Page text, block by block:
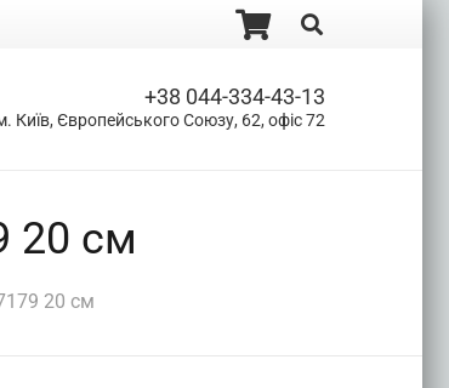
+38 044-334-43-13
Київ, Європейського Союзу, 62, офіс 72
20 см
20 см